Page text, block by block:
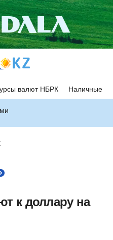
валют НБРК Наличные
к доллару на